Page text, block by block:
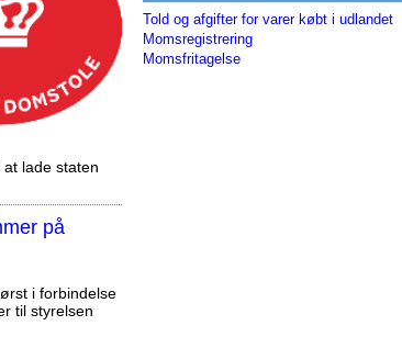
lade staten
på
i forbindelse
til styrelsen
Told og afgifter for varer købt i udlandet
Momsregistrering
Momsfritagelse